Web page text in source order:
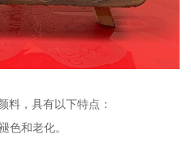
料，具有以下特点：
色和老化。